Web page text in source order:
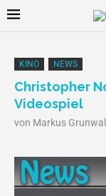
KINO NEWS
Christopher
Videospiel
von Markus